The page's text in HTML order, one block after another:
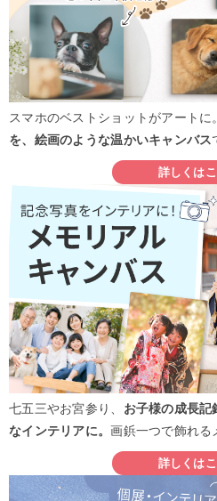
スマホのベストショットがアートに。
を、絵画のような温かいキャンバス
詳しくは
七五三やお宮参り、 お子様の成長
なインテリアに。画鋲一つで飾れる
詳しくは